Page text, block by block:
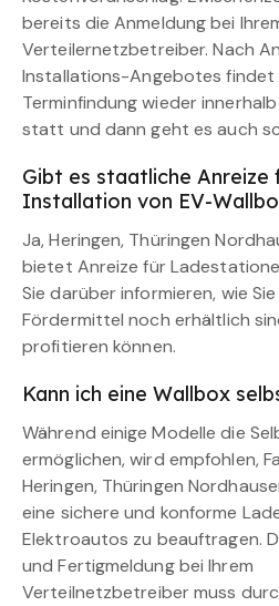
bereits die Anmeldung bei
Verteilernetzbetreiber. Nach
Installations-Angebotes findet
Terminfindung wieder
statt und dann geht es auch
Gibt es staatliche Anreize
Installation von EV-
Ja, Heringen, Thüringen
bietet Anreize für
Sie darüber informieren, wie
Fördermittel noch erhältlich
profitieren können.
Kann ich eine Wallbox
Während einige Modelle die
ermöglichen, wird empfohlen,
Heringen, Thüringen
eine sichere und konforme
Elektroautos zu beauftragen.
und Fertigmeldung bei Ihrem
Verteilnetzbetreiber muss